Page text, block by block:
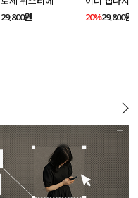
29,800원
20%29,800원